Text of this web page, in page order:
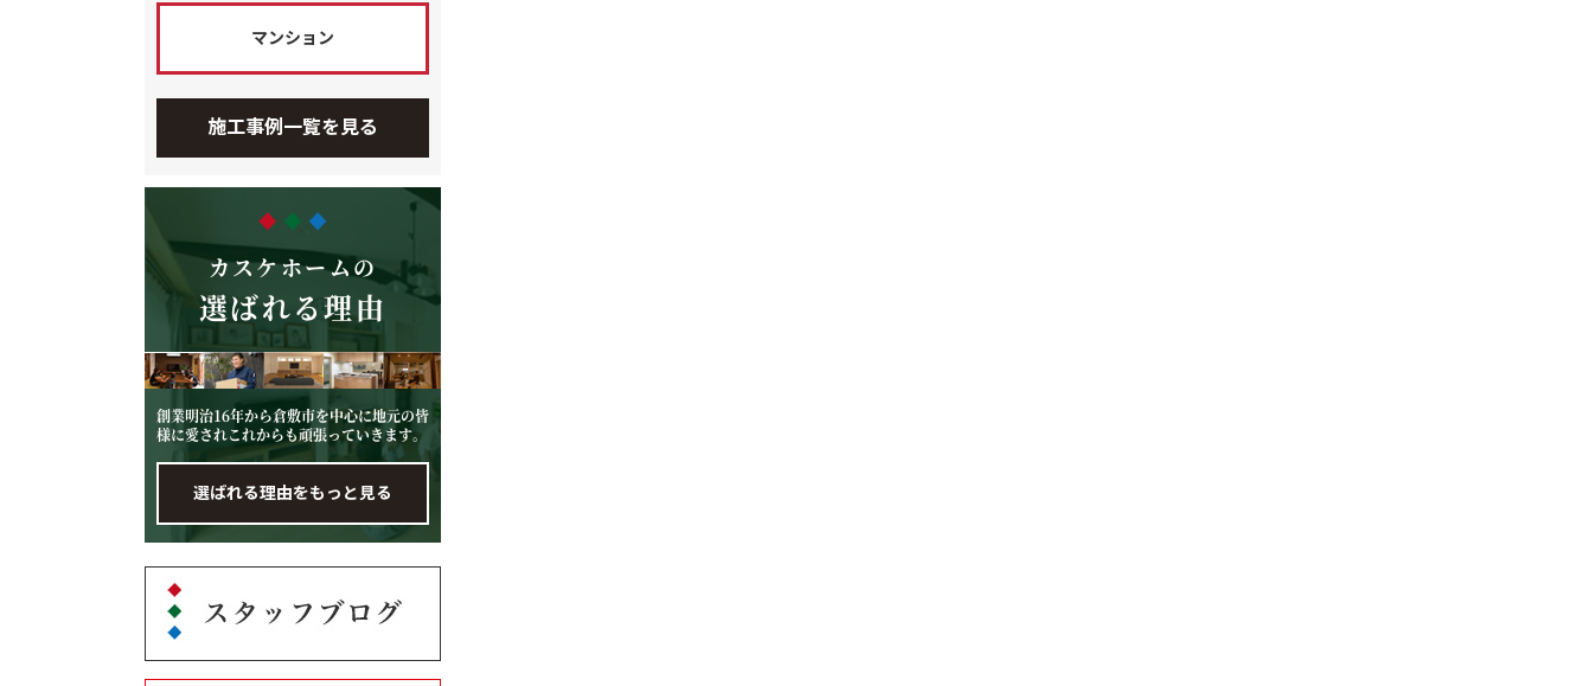
マンション
施工事例一覧を見る
カスケホームの
選ばれる理由
創業明治16年から倉敷市を中心に地元の皆
様に愛されこれからも頑張っていきます。
選ばれる理由をもっと見る